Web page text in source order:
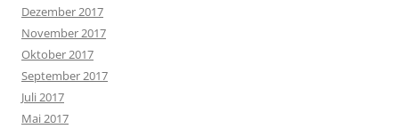
Dezember 2017
November 2017
Oktober 2017
September 2017
Juli 2017
Mai 2017